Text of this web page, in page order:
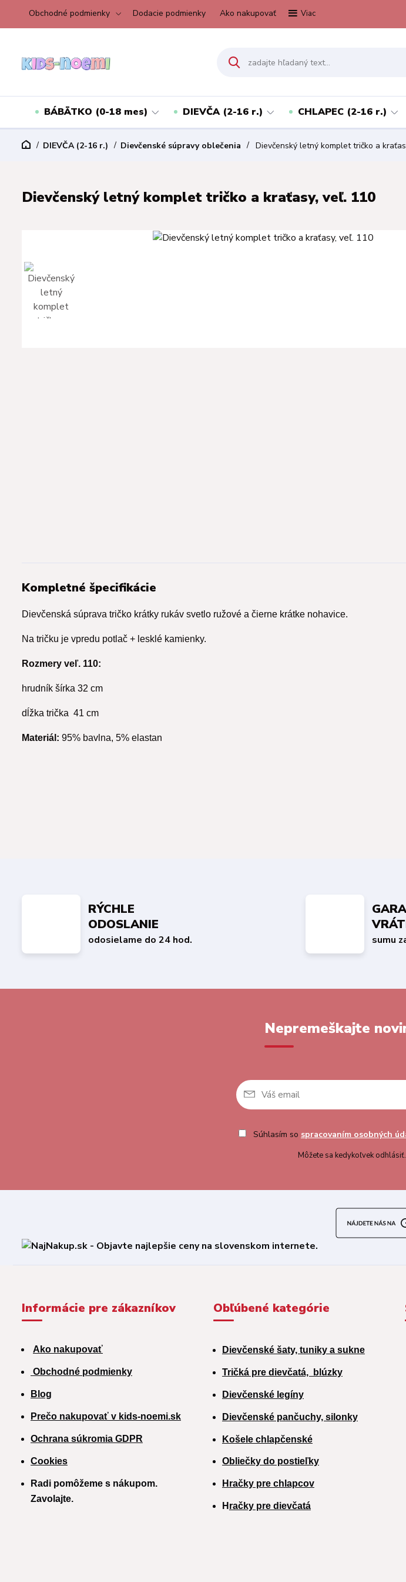
Obchodné podmienky Dodacie podmienky Ako nakupovať Viac
BÁBÄTKO (0-18 mes) DIEVČA (2-16 r.) CHLAPEC (2-16 r.)
DIEVČA (2-16 r.) Dievčenské súpravy oblečenia Dievčenský letný komplet tričko a
Dievčenský letný komplet tričko a kraťasy, veľ. 110
Kompletné špecifikácie
Dievčenská súprava tričko krátky rukáv svetlo ružové a čierne krátke nohavice.
Na tričku je vpredu potlač + lesklé kamienky.
Rozmery veľ. 110:
hrudník šírka 32 cm
dĺžka trička 41 cm
Materiál: 95% bavlna, 5% elastan
RÝCHLE
ODOSLANIE
odosielame do 24 hod. sumu
Nepremeškajte
Súhlasím so spracovaním osobných
Môžete sa kedykoľvek
Informácie pre zákazníkov
Ako nakupovať
Obchodné podmienky
Blog
Prečo nakupovať v kids-noemi.sk
Ochrana súkromia GDPR
Cookies
Radi pomôžeme s nákupom.
Zavolajte.
Obľúbené kategórie
Dievčenské šaty, tuniky a sukne
Tričká pre dievčatá, blúzky
Dievčenské legíny
Dievčenské pančuchy, silonky
Košele chlapčenské
Obliečky do postieľky
Hračky pre chlapcov
H račky pre dievčatá